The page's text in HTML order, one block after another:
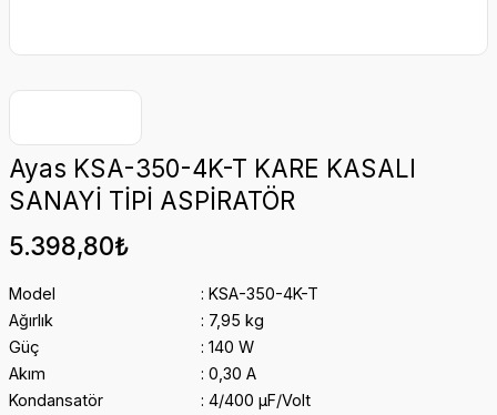
Ayas KSA-350-4K-T KARE KASALI
SANAYİ TİPİ ASPİRATÖR
5.398,80₺
Model
KSA-350-4K-T
Ağırlık
7,95 kg
Güç
140 W
Akım
0,30 A
Kondansatör
4/400 μF/Volt